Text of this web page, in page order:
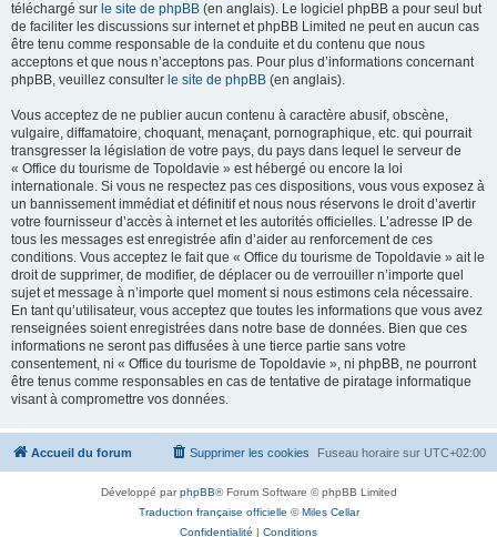
téléchargé sur le site de phpBB (en anglais). Le logiciel phpBB a pour seul but
de faciliter les discussions sur internet et phpBB Limited ne peut en aucun cas
être tenu comme responsable de la conduite et du contenu que nous
acceptons et que nous n’acceptons pas. Pour plus d’informations concernant
phpBB, veuillez consulter le site de phpBB (en anglais).
Vous acceptez de ne publier aucun contenu à caractère abusif, obscène,
vulgaire, diffamatoire, choquant, menaçant, pornographique, etc. qui pourrait
transgresser la législation de votre pays, du pays dans lequel le serveur de
« Office du tourisme de Topoldavie » est hébergé ou encore la loi
internationale. Si vous ne respectez pas ces dispositions, vous vous exposez à
un bannissement immédiat et définitif et nous nous réservons le droit d’avertir
votre fournisseur d’accès à internet et les autorités officielles. L’adresse IP de
tous les messages est enregistrée afin d’aider au renforcement de ces
conditions. Vous acceptez le fait que « Office du tourisme de Topoldavie » ait le
droit de supprimer, de modifier, de déplacer ou de verrouiller n’importe quel
sujet et message à n’importe quel moment si nous estimons cela nécessaire.
En tant qu’utilisateur, vous acceptez que toutes les informations que vous avez
renseignées soient enregistrées dans notre base de données. Bien que ces
informations ne seront pas diffusées à une tierce partie sans votre
consentement, ni « Office du tourisme de Topoldavie », ni phpBB, ne pourront
être tenus comme responsables en cas de tentative de piratage informatique
visant à compromettre vos données.
Accueil du forum Fuseau horaire sur UTC+02:00
Supprimer les cookies
Développé parphpBB® Forum Software © phpBB Limited
Traduction française officielle ©Miles Cellar
Confidentialité | Conditions